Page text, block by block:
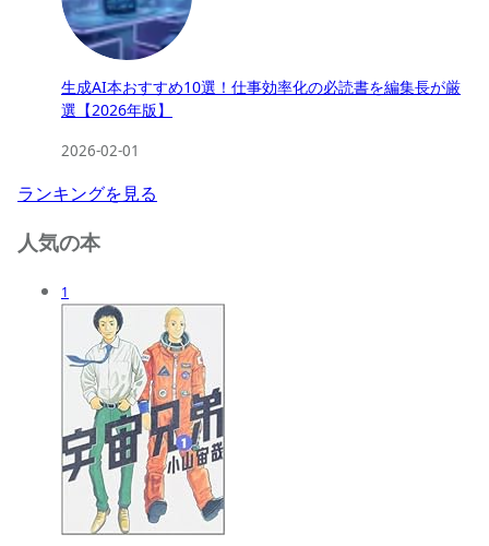
生成AI本おすすめ10選！仕事効率化の必読書を編集長が厳
選【2026年版】
2026-02-01
ランキングを見る
人気の本
1